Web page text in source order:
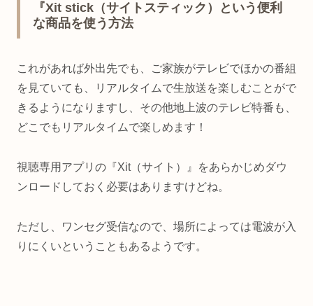
『Xit stick（サイトスティック）という便利
な商品を使う方法
これがあれば外出先でも、ご家族がテレビでほかの番組
を見ていても、リアルタイムで生放送を楽しむことがで
きるようになりますし、その他地上波のテレビ特番も、
どこでもリアルタイムで楽しめます！
視聴専用アプリの『Xit（サイト）』をあらかじめダウ
ンロードしておく必要はありますけどね。
ただし、ワンセグ受信なので、場所によっては電波が入
りにくいということもあるようです。